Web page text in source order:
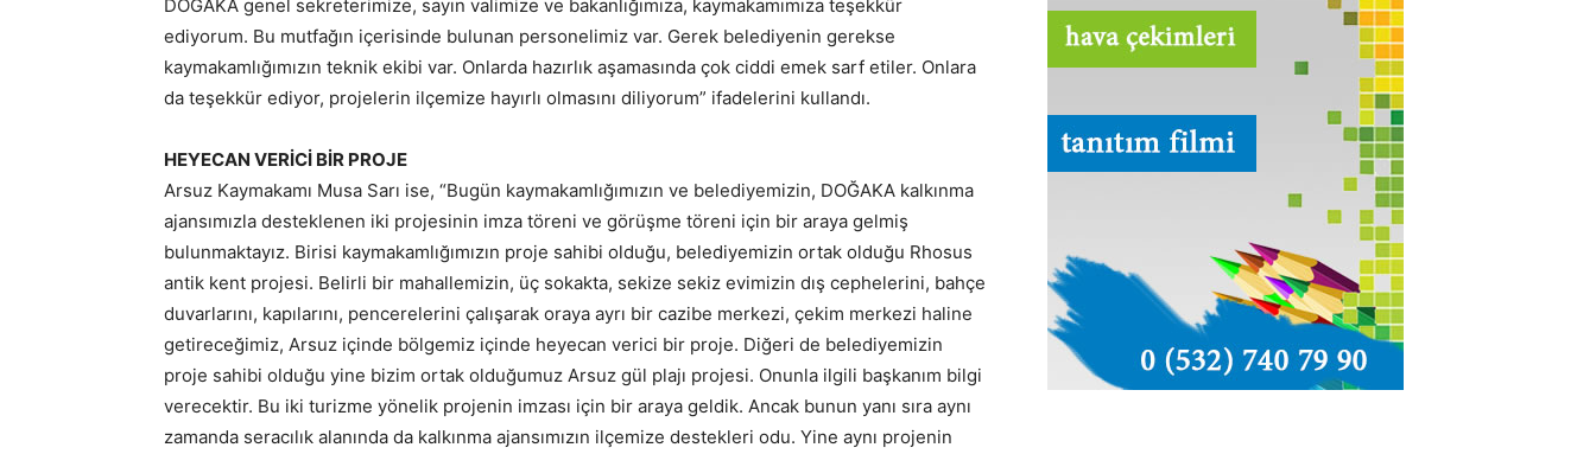
DOĞAKA genel sekreterimize, sayın valimize ve bakanlığımıza, kaymakamımıza teşekkür
ediyorum. Bu mutfağın içerisinde bulunan personelimiz var. Gerek belediyenin gerekse
kaymakamlığımızın teknik ekibi var. Onlarda hazırlık aşamasında çok ciddi emek sarf etiler. Onlara
da teşekkür ediyor, projelerin ilçemize hayırlı olmasını diliyorum” ifadelerini kullandı.
HEYECAN VERİCİ BİR PROJE
Arsuz Kaymakamı Musa Sarı ise, “Bugün kaymakamlığımızın ve belediyemizin, DOĞAKA kalkınma
ajansımızla desteklenen iki projesinin imza töreni ve görüşme töreni için bir araya gelmiş
bulunmaktayız. Birisi kaymakamlığımızın proje sahibi olduğu, belediyemizin ortak olduğu Rhosus
antik kent projesi. Belirli bir mahallemizin, üç sokakta, sekize sekiz evimizin dış cephelerini, bahçe
duvarlarını, kapılarını, pencerelerini çalışarak oraya ayrı bir cazibe merkezi, çekim merkezi haline
getireceğimiz, Arsuz içinde bölgemiz içinde heyecan verici bir proje. Diğeri de belediyemizin
proje sahibi olduğu yine bizim ortak olduğumuz Arsuz gül plajı projesi. Onunla ilgili başkanım bilgi
verecektir. Bu iki turizme yönelik projenin imzası için bir araya geldik. Ancak bunun yanı sıra aynı
zamanda seracılık alanında da kalkınma ajansımızın ilçemize destekleri odu. Yine aynı projenin